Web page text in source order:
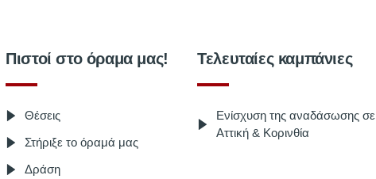
Πιστοί στο όραμα μας!
Θέσεις
Στήριξε το όραμά μας
Δράση
Τελευταίες καμπάνιες
Ενίσχυση της αναδάσωσης σε
Αττική & Κορινθία